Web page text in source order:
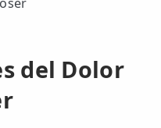
del Dolor